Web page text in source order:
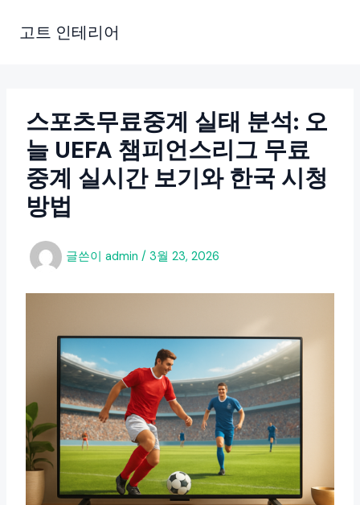
고트 인테리어
스포츠무료중계 실태 분석: 오
늘 UEFA 챔피언스리그 무료
중계 실시간 보기와 한국 시청
방법
글쓴이 admin / 3월 23, 2026